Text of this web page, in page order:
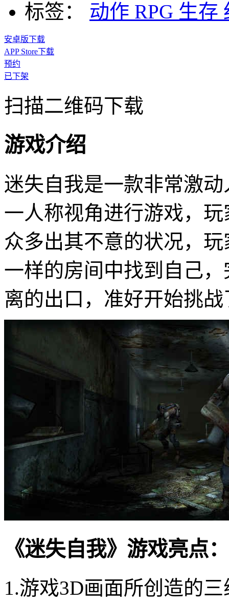
标签：
动作 RPG 生存
安卓版下载
APP Store下载
预约
已下架
扫描二维码下载
游戏介绍
迷失自我是一款非常激动
一人称视角进行游戏，
众多出其不意的状况，
一样的房间中找到自己
离的出口，准好开始挑战
《迷失自我》游戏亮点：
1.游戏3D画面所创造的